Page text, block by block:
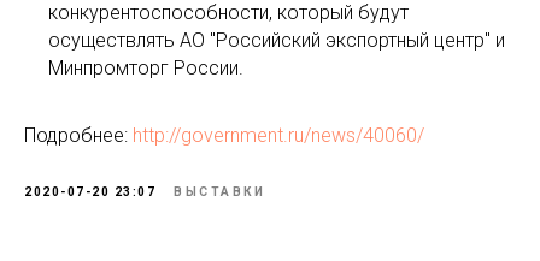
конкурентоспособности, который будут
осуществлять АО "Российский экспортный центр" и
Минпромторг России.
Подробнее: http://government.ru/news/40060/
2020-07-20 23:07 ВЫСТАВКИ